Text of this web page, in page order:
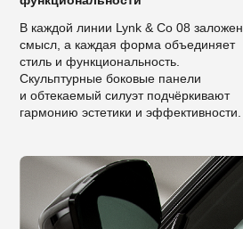
В каждой линии Lynk & Co 08 заложен
смысл, а каждая форма объединяет
стиль и функциональность.
Скульптурные боковые панели
и обтекаемый силуэт подчёркивают
гармонию эстетики и эффективности.